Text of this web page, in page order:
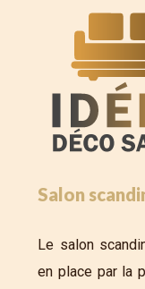
Salon
Le salon
en place par la